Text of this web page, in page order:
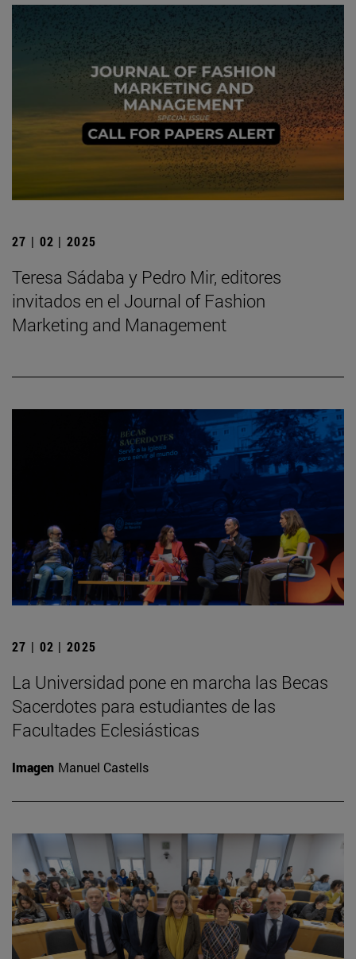
27 | 02 | 2025
Teresa Sádaba y Pedro Mir, editores
invitados en el Journal of Fashion
Marketing and Management
27 | 02 | 2025
La Universidad pone en marcha las Becas
Sacerdotes para estudiantes de las
Facultades Eclesiásticas
Imagen Manuel Castells